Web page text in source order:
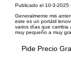
Publicado el 10-3-2025
Generalmente mis
este es un portátil
varios días que cambia
muy pequeño a muy
Pide Precio